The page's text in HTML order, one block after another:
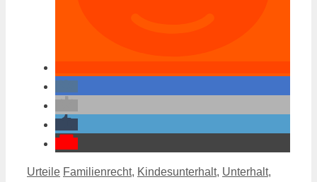
Kategorien
Urteile Schlagwörter
Familienrecht, Kindesunterhalt, Unterhalt,